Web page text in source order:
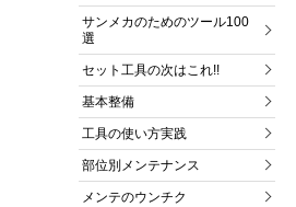
サンメカのためのツール100
選
セット工具の次はこれ!!
基本整備
工具の使い方実践
部位別メンテナンス
メンテのウンチク